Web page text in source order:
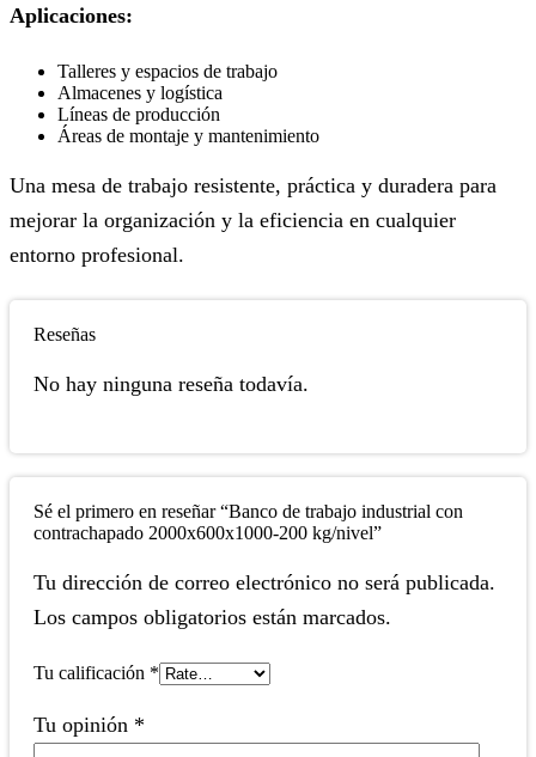
Aplicaciones:
Talleres y espacios de trabajo
Almacenes y logística
Líneas de producción
Áreas de montaje y mantenimiento
Una mesa de trabajo resistente, práctica y duradera para
mejorar la organización y la eficiencia en cualquier
entorno profesional.
Reseñas
No hay ninguna reseña todavía.
Sé el primero en reseñar “Banco de trabajo industrial con
contrachapado 2000x600x1000-200 kg/nivel”
Tu dirección de correo electrónico no será publicada.
Los campos obligatorios están marcados.
Tu calificación *
Tu opinión *